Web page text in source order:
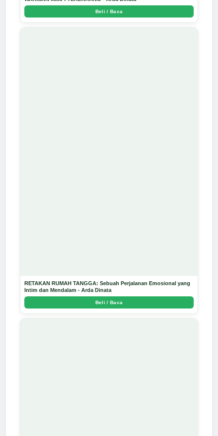
Beli / Baca
RETAKAN RUMAH TANGGA: Sebuah Perjalanan Emosional yang
Intim dan Mendalam - Arda Dinata
Beli / Baca